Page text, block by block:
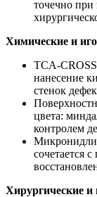
точечно при
Химические и
нанесение
стенок
цвета:
контролем
сочетается
Хирургические и